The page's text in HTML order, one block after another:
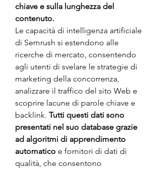
chiave e sulla lunghezza del
contenuto.
Le capacità di intelligenza artificiale
di Semrush si estendono alle
ricerche di mercato, consentendo
agli utenti di svelare le strategie di
marketing della concorrenza,
analizzare il traffico del sito Web e
scoprire lacune di parole chiave e
backlink. Tutti questi dati sono
presentati nel suo database grazie
ad algoritmi di apprendimento
automatico e fornitori di dati di
qualità, che consentono